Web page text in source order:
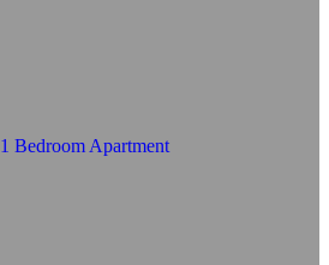
1 Bedroom Apartment